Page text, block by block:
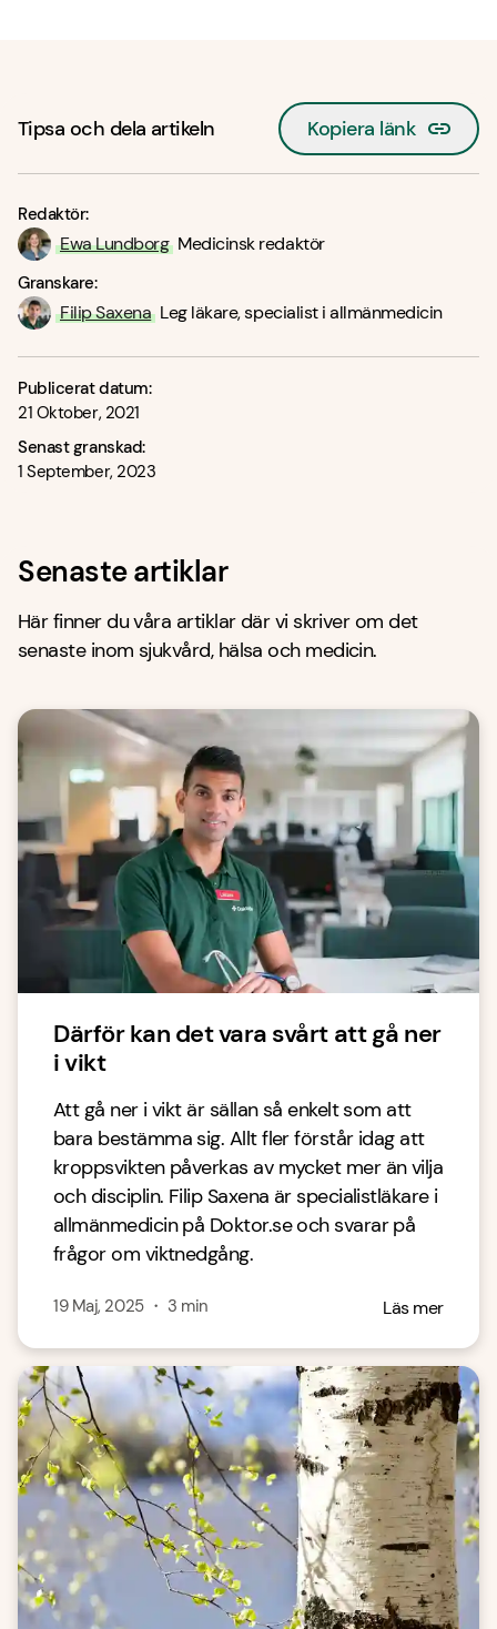
Tipsa och dela artikeln Kopiera länk
Redaktör:
Ewa Lundborg Medicinsk redaktör
Granskare:
Filip Saxena Leg läkare, specialist i allmänmedicin
Publicerat datum:
21 Oktober, 2021
Senast granskad:
1 September, 2023
Senaste artiklar
Här finner du våra artiklar där vi skriver om det
senaste inom sjukvård, hälsa och medicin.
Därför kan det vara svårt att gå ner
i vikt
Att gå ner i vikt är sällan så enkelt som att
bara bestämma sig. Allt fler förstår idag att
kroppsvikten påverkas av mycket mer än vilja
och disciplin. Filip Saxena är specialistläkare i
allmänmedicin på Doktor.se och svarar på
frågor om viktnedgång.
19 Maj, 2025・ 3 min Läs mer